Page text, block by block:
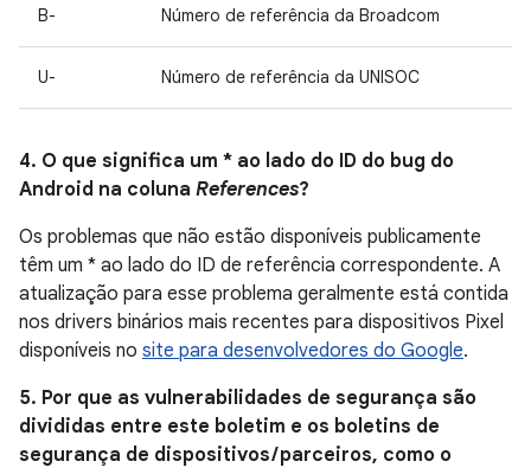
B- Número de referência da Broadcom
U- Número de referência da UNISOC
4. O que significa um * ao lado do ID do bug do
Android na coluna References?
Os problemas que não estão disponíveis publicamente
têm um * ao lado do ID de referência correspondente. A
atualização para esse problema geralmente está contida
nos drivers binários mais recentes para dispositivos Pixel
disponíveis no site para desenvolvedores do Google.
5. Por que as vulnerabilidades de segurança são
divididas entre este boletim e os boletins de
segurança de dispositivos / parceiros, como o